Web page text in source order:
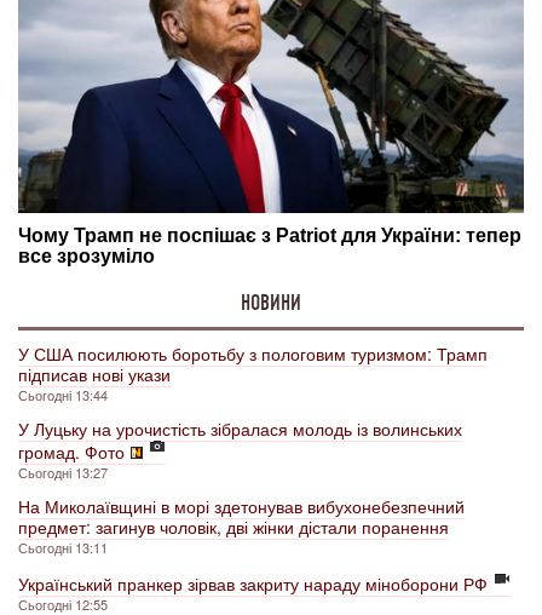
НОВИНИ
У США посилюють боротьбу з пологовим туризмом: Трамп
підписав нові укази
Сьогодні 13:44
У Луцьку на урочистість зібралася молодь із волинських
громад. Фото
Сьогодні 13:27
На Миколаївщині в морі здетонував вибухонебезпечний
предмет: загинув чоловік, дві жінки дістали поранення
Сьогодні 13:11
Український пранкер зірвав закриту нараду міноборони РФ
Сьогодні 12:55